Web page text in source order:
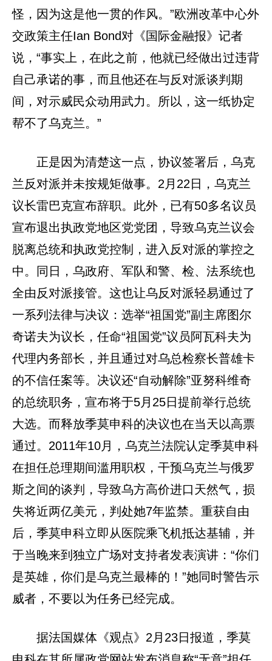
怪，因为这是他一贯的作风。”欧洲改革中心外
交政策主任Ian Bond对《国际金融报》记者
说，“事实上，在此之前，他就已经做出过违背
自己承诺的事，而且他还在与反对派谈判期
间，对示威民众动用武力。所以，这一纸协定
帮不了乌克兰。”
正是因为清楚这一点，协议签署后，乌克
兰反对派并未按规矩做事。2月22日，乌克兰
议长雷巴克宣布辞职。此外，已有50多名议员
宣布退出执政党地区党党团，导致乌克兰议会
脱离总统和执政党控制，进入反对派的掌控之
中。同日，乌政府、军队和警、检、法系统也
全由反对派接管。这也让乌反对派轻易通过了
一系列法律与决议：选举“祖国党”副主席图尔
奇诺夫为议长，任命“祖国党”议员阿瓦科夫为
代理内务部长，并且通过对乌总检察长普雄卡
的不信任案等。决议还“自动解除”亚努科维奇
的总统职务，宣布将于5月25日提前举行总统
大选。而释放季莫申科的决议也在当天以高票
通过。2011年10月，乌克兰法院认定季莫申科
在担任总理期间滥用职权，干预乌克兰与俄罗
斯之间的谈判，导致乌方高价进口天然气，损
失将近两亿美元，判处她7年监禁。重获自由
后，季莫申科立即从医院乘飞机抵达基辅，并
于当晚来到独立广场对支持者发表演讲：“你们
是英雄，你们是乌克兰最棒的！”她同时警告示
威者，不要以为任务已经完成。
据法国媒体《观点》2月23日报道，季莫